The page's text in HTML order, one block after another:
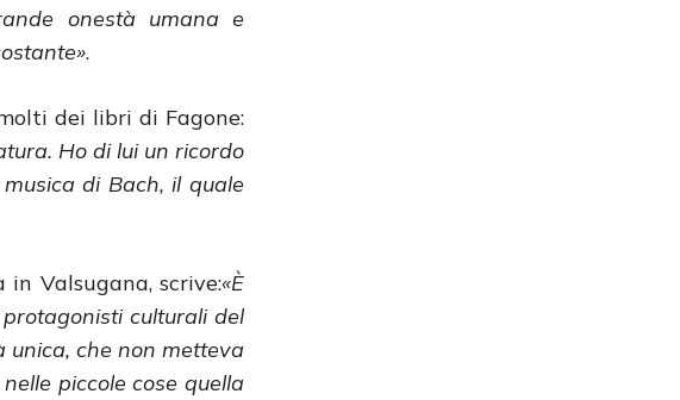
onestà umana e
.
dei libri di Fagone:
Ho di lui un ricordo
di Bach, il quale
Valsugana, scrive:«È
culturali del
unica, che non metteva
piccole cose quella